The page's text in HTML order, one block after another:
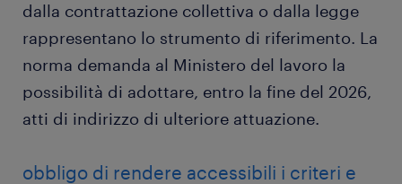
dalla contrattazione collettiva o dalla legge
rappresentano lo strumento di riferimento. La
norma demanda al Ministero del lavoro la
possibilità di adottare, entro la fine del 2026,
atti di indirizzo di ulteriore attuazione.
obbligo di rendere accessibili i criteri e